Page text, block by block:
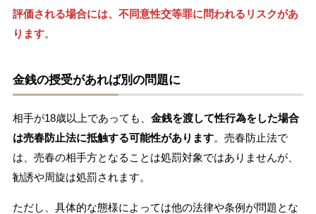
評価される場合には、不同意性交等罪に問われるリスクがあ
ります。
金銭の授受があれば別の問題に
相手が18歳以上であっても、 金銭を渡して性行為をした場合
は売春防止法に抵触する可能性があります。売春防止法で
は、売春の相手方となることは処罰対象ではありませんが、
勧誘や周旋は処罰されます。
ただし、具体的な態様によっては他の法律や条例が問題とな